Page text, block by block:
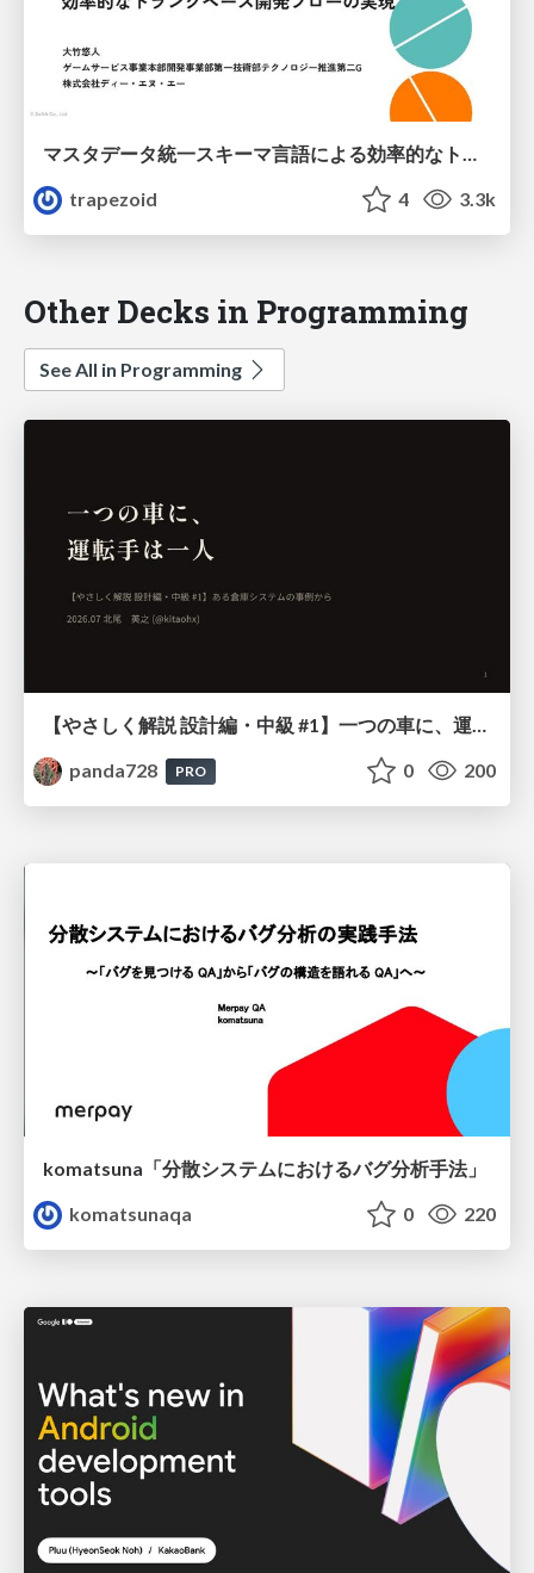
trapezoid
4 3.3k
Other Decks in Programming
See All in Programming
【やさしく解説 設計編・中級 #1】一つの車に、運転手は一人 ～ある倉庫システムの事例から～
panda728
PRO 0 200
komatsuna「分散システムにおけるバグ分析手法」
komatsunaqa
0 220